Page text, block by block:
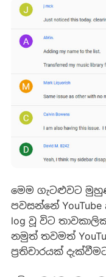
මෙම ගැටළුවට
පවසන්නේ
log වූ විට
නමුත් තවමත්
ප්‍රතිචාරයක්